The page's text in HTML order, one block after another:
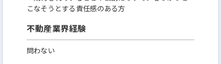
こなそうとする責任感のある方
不動産業界経験
問わない